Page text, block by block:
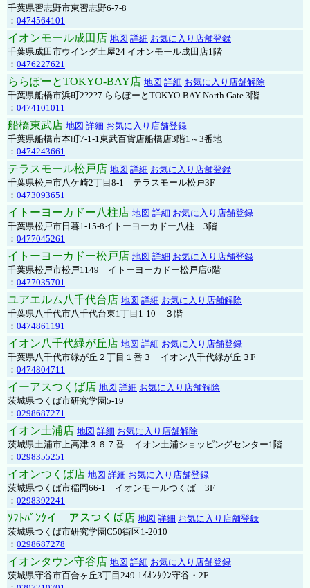
千葉県習志野市東習志野6-7-8
： 0474564101
イオンモール成田店 地図 詳細 お気に入り店舗登録
千葉県成田市ウイング土屋24 イオンモール成田店1階
： 0476227621
ららぽーとTOKYO-BAY店 地図 詳細 お気に入り店舗解除
千葉県船橋市浜町2?2?7 ららぽーとTOKYO-BAY North Gate 3階
： 0474101011
船橋東武店 地図 詳細 お気に入り店舗登録
千葉県船橋市本町7-1-1東武百貨店船橋店3階1～3番地
： 0474243661
テラスモール松戸店 地図 詳細 お気に入り店舗登録
千葉県松戸市八ケ崎2丁目8-1 テラスモール松戸3F
： 0473093651
イトーヨーカドー八柱店 地図 詳細 お気に入り店舗登録
千葉県松戸市日暮1-15-8イトーヨーカドー八柱 3階
： 0477045261
イトーヨーカドー松戸店 地図 詳細 お気に入り店舗登録
千葉県松戸市松戸1149 イトーヨーカドー松戸店6階
： 0477035701
ユアエルム八千代台店 地図 詳細 お気に入り店舗解除
千葉県八千代市八千代台東1丁目1-10 ３階
： 0474861191
イオン八千代緑が丘店 地図 詳細 お気に入り店舗登録
千葉県八千代市緑が丘２丁目１番３ イオン八千代緑が丘３F
： 0474804711
イーアスつくば店 地図 詳細 お気に入り店舗解除
茨城県つくば市研究学園5-19
： 0298687271
イオン土浦店 地図 詳細 お気に入り店舗解除
茨城県土浦市上高津３６７番 イオン土浦ショッピングセンター1階
： 0298355251
イオンつくば店 地図 詳細 お気に入り店舗登録
茨城県つくば市稲岡66-1 イオンモールつくば 3F
： 0298392241
ｿﾌﾄﾊﾞﾝｸイーアスつくば店 地図 詳細 お気に入り店舗登録
茨城県つくば市研究学園C50街区1-2010
： 0298687278
イオンタウン守谷店 地図 詳細 お気に入り店舗登録
茨城県守谷市百合ヶ丘3丁目249-1ｲｵﾝﾀｳﾝ守谷・2F